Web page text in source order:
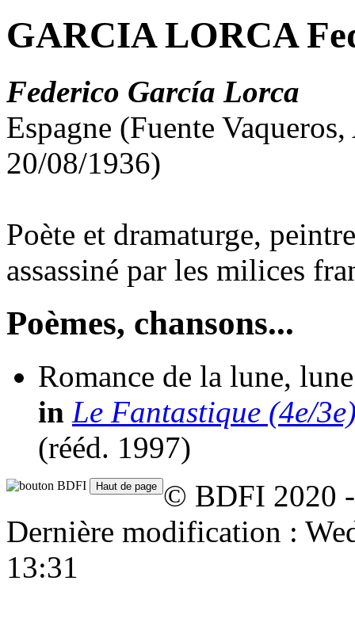
GARCIA LORCA
Federico García Lorca
Espagne (Fuente
20/08/1936)
Poète et dramaturge,
assassiné par les milices
Poèmes, chansons...
Romance de la lune, lune
in Le Fantastique (4e/
(rééd. 1997)
© BDFI 2020
Dernière modification :
13:31